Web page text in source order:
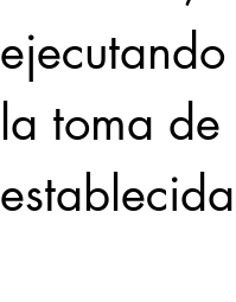
la toma